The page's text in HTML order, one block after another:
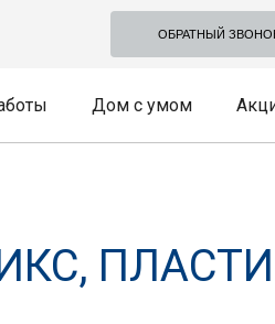
ОБРАТНЫЙ
Дом с умом